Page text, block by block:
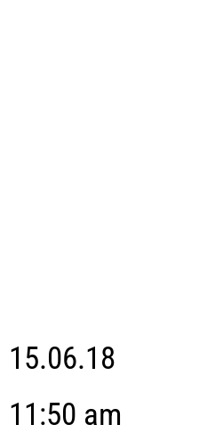
15.06.18
11:50 am